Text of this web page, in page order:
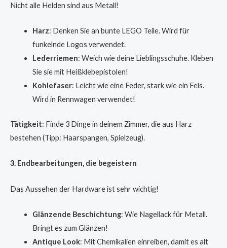
Nicht alle Helden sind aus Metall!
Harz: Denken Sie an bunte LEGO Teile. Wird für
funkelnde Logos verwendet.
Lederriemen: Weich wie deine Lieblingsschuhe. Kleben
Sie sie mit Heißklebepistolen!
Kohlefaser: Leicht wie eine Feder, stark wie ein Fels.
Wird in Rennwagen verwendet!
Tätigkeit: Finde 3 Dinge in deinem Zimmer, die aus Harz
bestehen (Tipp: Haarspangen, Spielzeug).
3. Endbearbeitungen, die begeistern
Das Aussehen der Hardware ist sehr wichtig!
Glänzende Beschichtung: Wie Nagellack für Metall.
Bringt es zum Glänzen!
Antique Look: Mit Chemikalien einreiben, damit es alt